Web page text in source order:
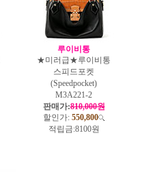
루이비통
★미러급★루이비통
스피드포켓
(Speedpocket)
M3A221-2
판매가:810,000원
할인가: 550,800
적립금:8100원